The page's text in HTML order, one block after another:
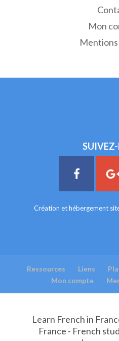
Mon
Mentions
Création et hébergement
Ressources Liens
Mon compte
Learn French in
France - French